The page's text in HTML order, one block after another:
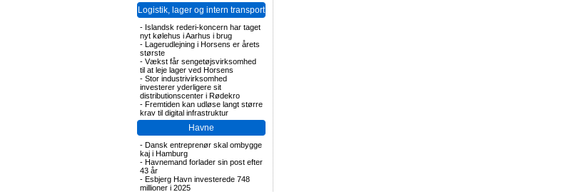
Logistik, lager og intern transport
- Islandsk rederi-koncern har taget
nyt kølehus i Aarhus i brug
- Lagerudlejning i Horsens er årets
største
- Vækst får sengetøjsvirksomhed
til at leje lager ved Horsens
- Stor industrivirksomhed
investerer yderligere sit
distributionscenter i Rødekro
- Fremtiden kan udløse langt større
krav til digital infrastruktur
Havne
- Dansk entreprenør skal ombygge
kaj i Hamburg
- Havnemand forlader sin post efter
43 år
- Esbjerg Havn investerede 748
millioner i 2025